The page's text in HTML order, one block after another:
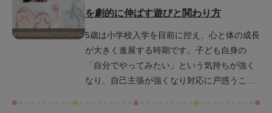
記事では、5歳児にとって最適な勉強内容や学
習法、習慣化するための実践的なコツを紹介
します。子どもが「楽しい」と感じられる工
夫や、家庭で無理なく取り入れられる学習法
を紹介しているので、お子さんに合った勉強
方法が見つかるでしょう。
を劇的に伸ばす遊びと関わり方
5歳は小学校入学を目前に控え、心と体の成長
が大きく進展する時期です。子ども自身の
「自分でやってみたい」という気持ちが強く
なり、自己主張が強くなり対応に戸惑うこと